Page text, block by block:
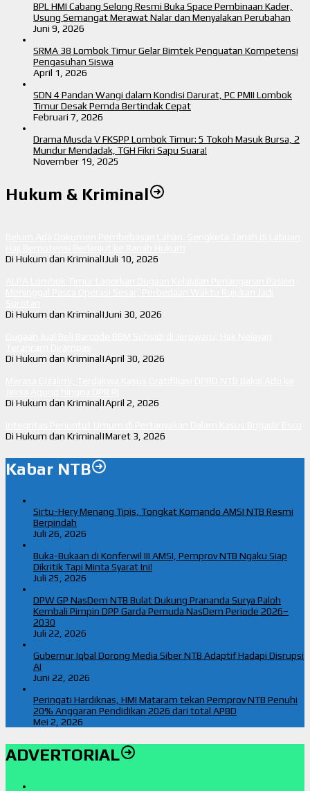
BPL HMI Cabang Selong Resmi Buka Space Pembinaan Kader,
Usung Semangat Merawat Nalar dan Menyalakan Perubahan
Juni 9, 2026
SRMA 38 Lombok Timur Gelar Bimtek Penguatan Kompetensi
Pengasuhan Siswa
April 1, 2026
SDN 4 Pandan Wangi dalam Kondisi Darurat, PC PMII Lombok
Timur Desak Pemda Bertindak Cepat
Februari 7, 2026
Drama Musda V FKSPP Lombok Timur: 5 Tokoh Masuk Bursa, 2
Mundur Mendadak, TGH Fikri Sapu Suara!
November 19, 2025
Hukum & Kriminal
Di Hukum dan Kriminal|Juli 10, 2026
Di Hukum dan Kriminal|Juni 30, 2026
Di Hukum dan Kriminal|April 30, 2026
Di Hukum dan Kriminal|April 2, 2026
Di Hukum dan Kriminal|Maret 3, 2026
Kabar NTB
Sirtu-Hery Menang Tipis, Tongkat Komando AMSI NTB Resmi
Berpindah
Juli 26, 2026
Buka-Bukaan di Konferwil III AMSI, Pemprov NTB Ngaku Siap
Dikritik Tapi Minta Syarat Ini!
Juli 25, 2026
DPW GP NasDem NTB Bulat Dukung Prananda Surya Paloh
Kembali Pimpin DPP Garda Pemuda NasDem Periode 2026–
2030
Juli 22, 2026
Gubernur Iqbal Dorong Media Siber NTB Adaptif Hadapi Disrupsi
AI
Juni 22, 2026
Peringati Hardiknas, HMI Mataram tekan Pemprov NTB Penuhi
20% Anggaran Pendidikan 2026 dari total APBD
Mei 2, 2026
ADVERTORIAL